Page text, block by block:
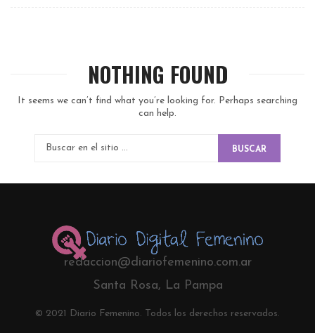
NOTHING FOUND
It seems we can’t find what you’re looking for. Perhaps searching
can help.
BUSCAR
redaccion@diariofemenino.com.ar
Santa Rosa, La Pampa
© 2021 Diario Femenino. Todos los derechos reservados.